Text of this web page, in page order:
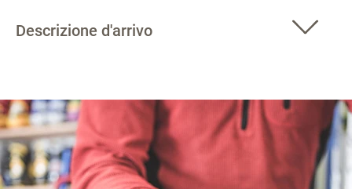
Descrizione d'arrivo